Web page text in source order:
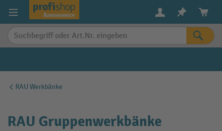
springen
RAU Werkbänke
RAU Gruppenwerkbänke